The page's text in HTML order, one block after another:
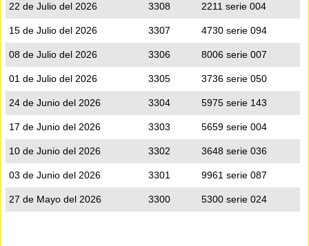
22 de Julio del 2026 3308 2211 serie 004
15 de Julio del 2026 3307 4730 serie 094
08 de Julio del 2026 3306 8006 serie 007
01 de Julio del 2026 3305 3736 serie 050
24 de Junio del 2026 3304 5975 serie 143
17 de Junio del 2026 3303 5659 serie 004
10 de Junio del 2026 3302 3648 serie 036
03 de Junio del 2026 3301 9961 serie 087
27 de Mayo del 2026 3300 5300 serie 024